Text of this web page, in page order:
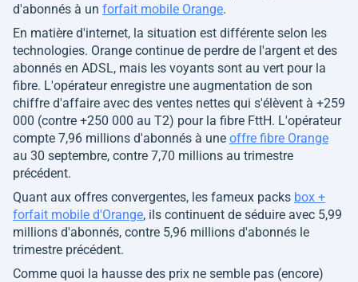
d'abonnés à un forfait mobile Orange.
En matière d'internet, la situation est différente selon les
technologies. Orange continue de perdre de l'argent et des
abonnés en ADSL, mais les voyants sont au vert pour la
fibre. L'opérateur enregistre une augmentation de son
chiffre d'affaire avec des ventes nettes qui s'élèvent à +259
000 (contre +250 000 au T2) pour la fibre FttH. L'opérateur
compte 7,96 millions d'abonnés à une offre fibre Orange
au 30 septembre, contre 7,70 millions au trimestre
précédent.
Quant aux offres convergentes, les fameux packs box +
forfait mobile d'Orange, ils continuent de séduire avec 5,99
millions d'abonnés, contre 5,96 millions d'abonnés le
trimestre précédent.
Comme quoi la hausse des prix ne semble pas (encore)